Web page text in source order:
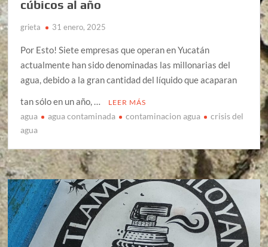
cúbicos al año
grieta 31 enero, 2025
Por Esto! Siete empresas que operan en Yucatán
actualmente han sido denominadas las millonarias del
agua, debido a la gran cantidad del líquido que acaparan
tan sólo en un año, …
LEER MÁS
agua agua contaminada contaminacion agua
crisis del
agua